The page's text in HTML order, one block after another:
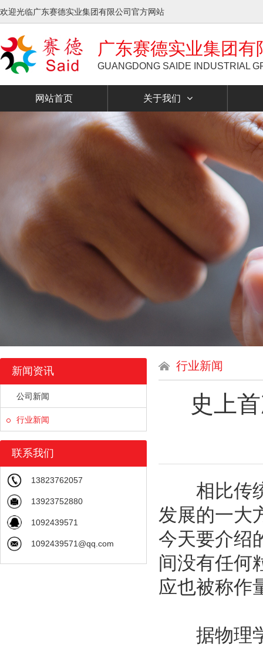
欢迎光临广东赛德实业集团有限公司官方网站
广东赛德实业集团有
GUANGDONG SAIDE INDUSTRIAL
网站首页 关于我们
新闻资讯
公司新闻
行业新闻
联系我们
13823762057
13923752880
1092439571
1092439571@qq.com
行业新闻
史上
相比传统
发展的一大
今天要介绍
间没有任何
应也被称作
据物理学